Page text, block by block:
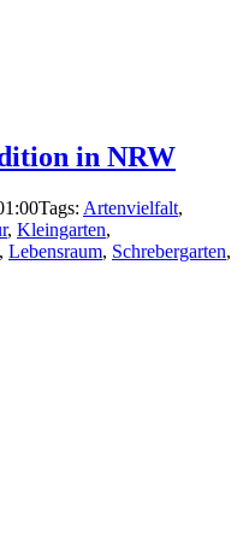
in NRW
Tags: Artenvielfalt,
, Kleingarten,
, Lebensraum, Schrebergarten,